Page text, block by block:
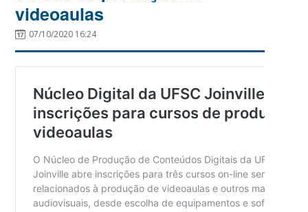
videoaulas
07/10/2020 16:24